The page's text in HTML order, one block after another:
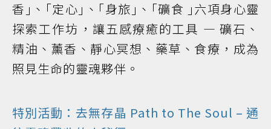
香｣、｢定心｣、｢身旅｣、｢礦食 ｣六項身心靈
探索工作坊，讓五感療癒的工具 — 礦石、
精油、薰香、靜心冥想、藥草、食療，成為
照見生命的靈魂夥伴。
特別活動：去無存晶 Path to The Soul – 通